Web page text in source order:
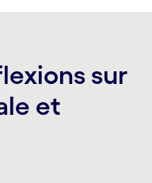
sur
et